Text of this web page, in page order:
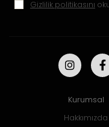
Gizlilik politikasını
Kurumsal
Hakkımızda